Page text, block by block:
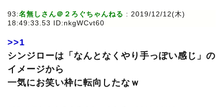
93:名無しさん＠２ろぐちゃんねる : 2019/12/12(木)
18:49:33.53 ID:nkgWCvt60
>>1
シンジローは「なんとなくやり手っぽい感じ」の
イメージから
一気にお笑い枠に転向したなｗ